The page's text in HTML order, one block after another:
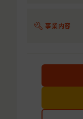
事業内容